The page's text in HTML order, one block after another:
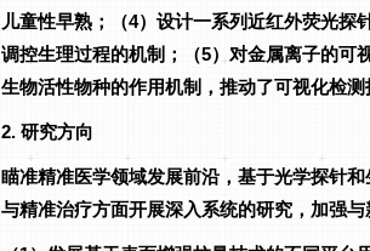
儿童性早熟；（4）设计一系列近红外荧光
调控生理过程的机制；（5）对金属离子的可
生物活性物种的作用机制，推动了可视化检
2. 研究方向
瞄准精准医学领域发展前沿，基于光学探针
与精准治疗方面开展深入系统的研究，加强与